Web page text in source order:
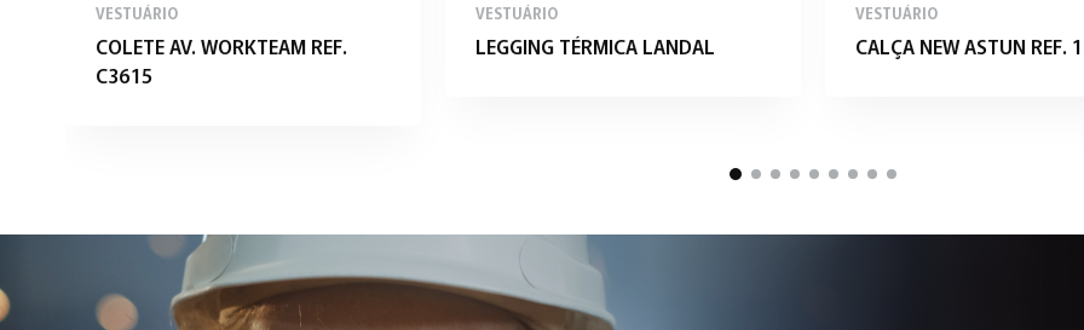
VESTUÁRIO
COLETE AV. WORKTEAM REF.
C3615
VESTUÁRIO
LEGGING TÉRMICA LANDAL
VESTUÁRIO
CALÇA NEW ASTUN REF.